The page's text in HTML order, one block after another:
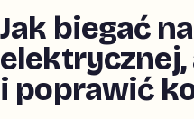
Jak biegać
i poprawić